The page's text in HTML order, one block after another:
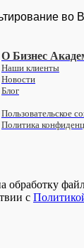
во
О Бизнес
Наши клиенты
Новости
Блог
Пользовательское
Политика
обработку
с